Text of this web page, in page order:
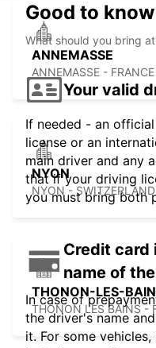
ANNEMASSE
ANNEMASSE - FRANCE
NYON
NYON - SWITZERLAND
THONON-LES-
THONON LES BAINS -
Good to know
What should you bring
Your valid
If needed - an
license or an
main driver and any
that if your driving
you must bring both
Credit card
name of
In case of
the driver's name
it. For some